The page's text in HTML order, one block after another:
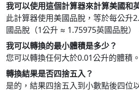
我可以使用這個計算器來計算美國和
此計算器使用美國品脫，等於每公升
國品脫（1公升 ≈ 1.75975英國品脫）
我可以轉換的最小體積是多少？
您可以轉換任何大於0.01公升的體積。
轉換結果是否四捨五入？
是的，結果四捨五入到小數點後四位